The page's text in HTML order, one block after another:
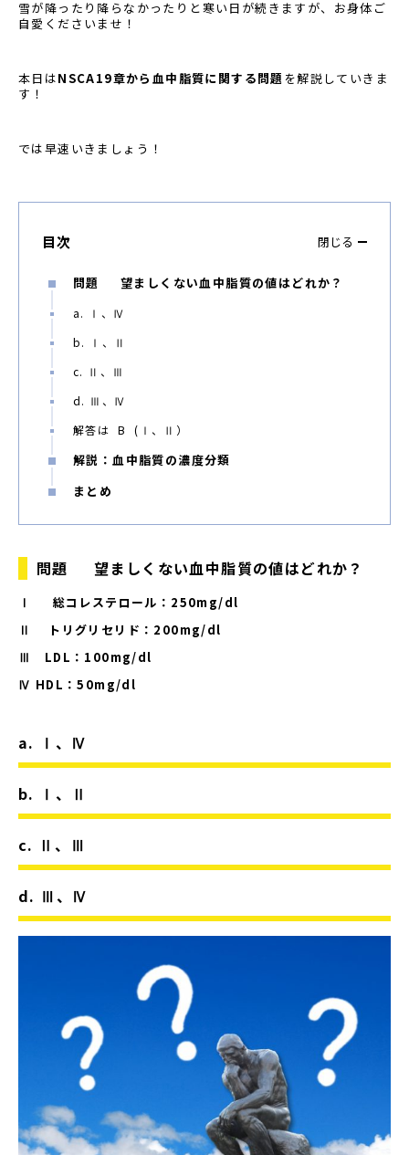
雪が降ったり降らなかったりと寒い日が続きますが、お身体ご
自愛くださいませ！
本日はNSCA19章から血中脂質に関する問題 を解説していきま
す！
では早速いきましょう！
目次 閉じる
問題 望ましくない血中脂質の値はどれか？
a. Ⅰ、Ⅳ
b. Ⅰ、Ⅱ
c. Ⅱ、Ⅲ
d. Ⅲ、Ⅳ
解答は B (Ⅰ、Ⅱ）
解説：血中脂質の濃度分類
まとめ
問題 望ましくない血中脂質の値はどれか？
Ⅰ 総コレステロール：250mg/dl
Ⅱ トリグリセリド：200mg/dl
Ⅲ LDL：100mg/dl
Ⅳ HDL：50mg/dl
a. Ⅰ、Ⅳ
b. Ⅰ、Ⅱ
c. Ⅱ、Ⅲ
d. Ⅲ、Ⅳ